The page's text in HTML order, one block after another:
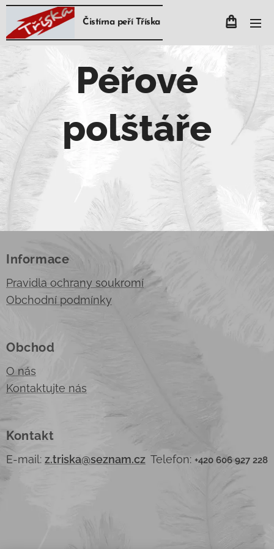
Čistírna peří Tříska
Péřové
polštáře
Informace
Pravidla ochrany soukromí
Obchodní podmínky
Obchod
O nás
Kontaktujte nás
Kontakt
E-mail: z.triska@seznam.cz Telefon: +420 606 927 228